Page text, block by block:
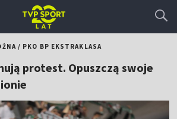
/ PKO BP EKSTRAKLASA
protest. Opuszczą swoje